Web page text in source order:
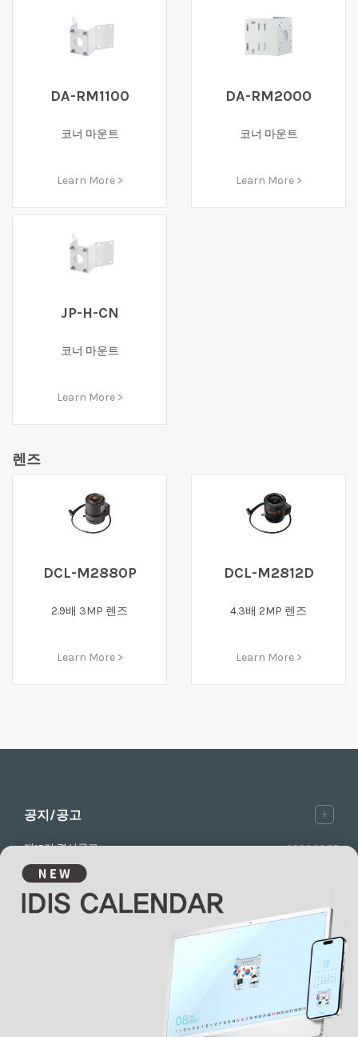
DA-RM1100
코너 마운트
Learn More >
DA-RM2000
코너 마운트
Learn More >
JP-H-CN
코너 마운트
Learn More >
렌즈
DCL-M2880P
2.9배 3MP 렌즈
Learn More >
DCL-M2812D
4.3배 2MP 렌즈
Learn More >
공지/공고 +
제15기 결산공고
2026.03.27
제15기 사업보고서
제15기 주총공고
본사: 대전 광역시 유성구 테크노3로 8-10
지사: 경기 성남시 분당구 판교로 344